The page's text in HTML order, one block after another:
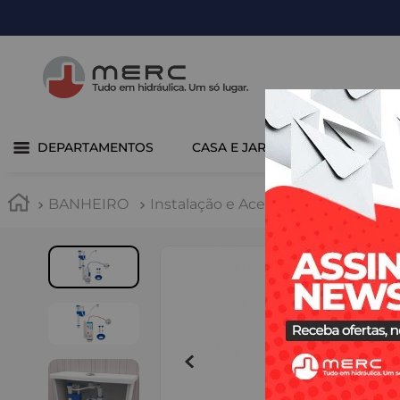
DEPARTAMENTOS CASA E JARDIM COZINHA
BANHEIRO Instalação e Acessórios